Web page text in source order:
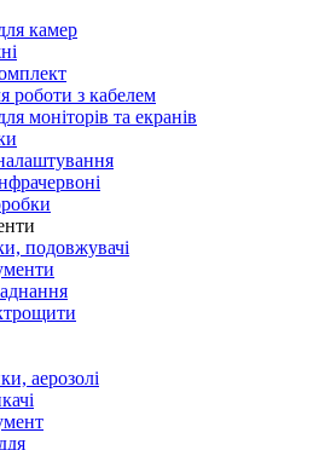
камер
роботи з кабелем
моніторів та екранів
подовжувачі
аерозолі